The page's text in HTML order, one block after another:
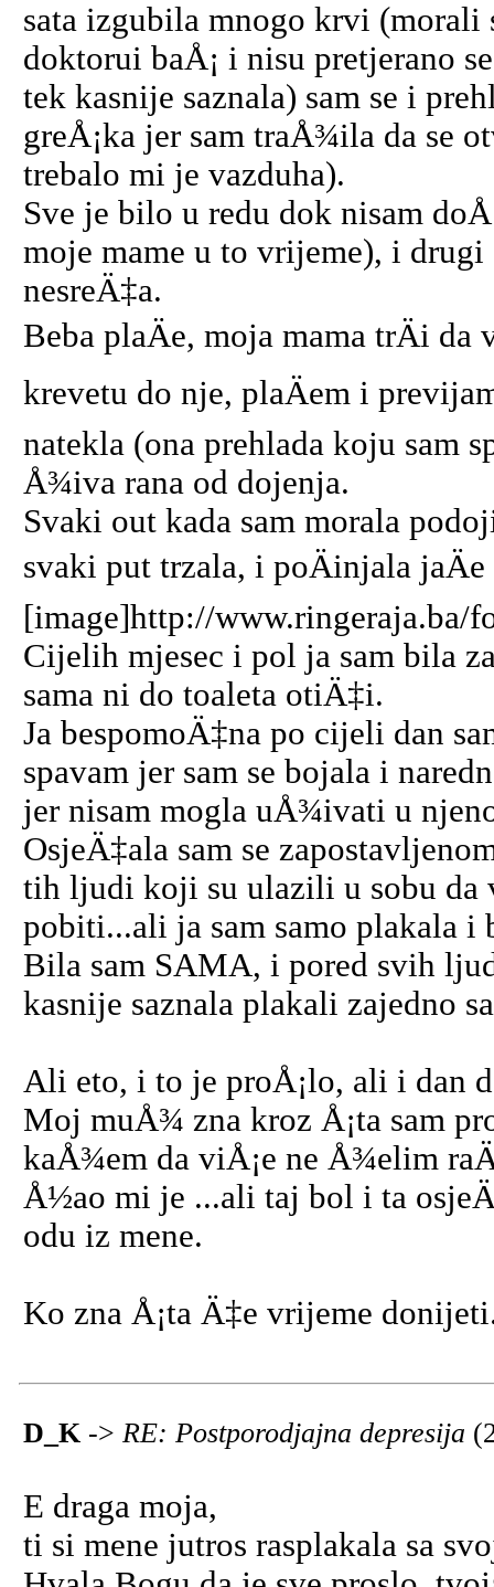
sata izgubila mnogo krvi (morali
doktorui baÅ¡ i nisu pretjerano
tek kasnije saznala) sam se i
greÅ¡ka jer sam traÅ¾ila da se
trebalo mi je vazduha).
Sve je bilo u redu dok nisam
moje mame u to vrijeme), i
nesreÄ‡a.
Beba plaÄe, moja mama trÄi
krevetu do nje, plaÄem i
natekla (ona prehlada koju sam
Å¾iva rana od dojenja.
Svaki out kada sam morala
svaki put trzala, i poÄinjala
[image]http://www.ringeraja.ba/
Cijelih mjesec i pol ja sam bila
sama ni do toaleta otiÄ‡i.
Ja bespomoÄ‡na po cijeli dan
spavam jer sam se bojala i
jer nisam mogla uÅ¾ivati u
OsjeÄ‡ala sam se
tih ljudi koji su ulazili u sobu da
pobiti...ali ja sam samo plakala
Bila sam SAMA, i pored svih
kasnije saznala plakali zajedno
Ali eto, i to je proÅ¡lo, ali i dan
Moj muÅ¾ zna kroz Å¡ta sam
kaÅ¾em da viÅ¡e ne Å¾elim
Å½ao mi je ...ali taj bol i ta
odu iz mene.
Ko zna Å¡ta Ä‡e vrijeme
D_K -> RE: Postporodjajna depresija
E draga moja,
ti si mene jutros rasplakala sa